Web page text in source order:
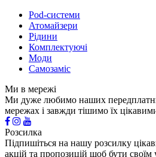
Pod-системи
Атомайзери
Рідини
Комплектуючі
Моди
Самозаміс
Ми в мережі
Ми дуже любимо наших
мережах і завжди тішимо їх
Розсилка
Підпишіться на нашу розсилку
акцій та пропозицій щоб бути своїм